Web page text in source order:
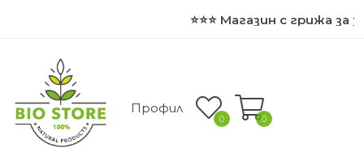
⭐⭐⭐ Магазин с грижа за
Профил
0 0